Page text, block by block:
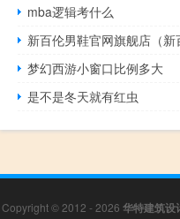
mba逻辑考什么
新百伦男鞋官网旗舰店（新
梦幻西游小窗口比例多大
是不是冬天就有红虫
Copyright © 2012 - 2026 华特建筑设